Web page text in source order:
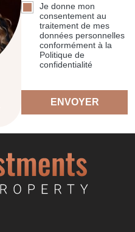
Je donne mon
consentement au
traitement de mes
données personnelles
conformément à la
Politique de
confidentialité
ENVOYER